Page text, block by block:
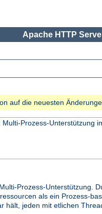
Apache HTTP
auf die neuesten
Prozess-Unterstützung
Prozess-Unterstützung.
als ein Prozess-
hält, jeden mit etlichen